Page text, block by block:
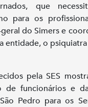
que
para os
do Simers e
entidade, o
pela SES
de funcionários e
Pedro para os